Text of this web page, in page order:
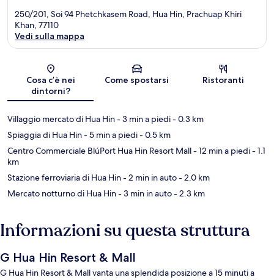
250/201, Soi 94 Phetchkasem Road, Hua Hin, Prachuap Khiri
Khan, 77110
Vedi sulla mappa
Cosa c’è nei
dintorni?
Come spostarsi Ristoranti
Villaggio mercato di Hua Hin- 3 min a piedi- 0.3 km
Spiaggia di Hua Hin- 5 min a piedi- 0.5 km
Centro Commerciale BlúPort Hua Hin Resort Mall- 12 min a piedi- 1.1
km
Stazione ferroviaria di Hua Hin- 2 min in auto- 2.0 km
Mercato notturno di Hua Hin- 3 min in auto- 2.3 km
Informazioni su questa struttura
G Hua Hin Resort & Mall
G Hua Hin Resort & Mall vanta una splendida posizione a 15 minuti a